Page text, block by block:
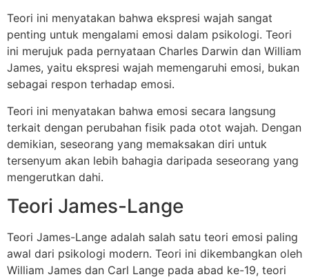
Teori ini menyatakan bahwa ekspresi wajah sangat
penting untuk mengalami emosi dalam psikologi. Teori
ini merujuk pada pernyataan Charles Darwin dan William
James, yaitu ekspresi wajah memengaruhi emosi, bukan
sebagai respon terhadap emosi.
Teori ini menyatakan bahwa emosi secara langsung
terkait dengan perubahan fisik pada otot wajah. Dengan
demikian, seseorang yang memaksakan diri untuk
tersenyum akan lebih bahagia daripada seseorang yang
mengerutkan dahi.
Teori James-Lange
Teori James-Lange adalah salah satu teori emosi paling
awal dari psikologi modern. Teori ini dikembangkan oleh
William James dan Carl Lange pada abad ke-19, teori